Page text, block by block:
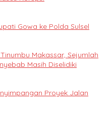
Gowa ke Polda Sulsel
Makassar, Sejumlah
Masih Diselidiki
Proyek Jalan